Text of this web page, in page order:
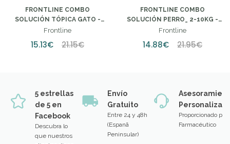
FRONTLINE COMBO
SOLUCIÓN TÓPICA GATO -
0,5ML (X3 UNIDADES)
Frontline
15.13€ 21.15€
FRONTLINE COMBO
SOLUCIÓN PERRO_ 2-10KG -
0,67ML (X3 UNIDADES)
Frontline
14.88€ 21.95€
5 estrellas
de 5 en
Facebook
Descubra lo
que nuestros
Envío
Gratuito
Entre 24 y 48h
(Espanã
Peninsular)
Proporcionado por
Farmacéutico